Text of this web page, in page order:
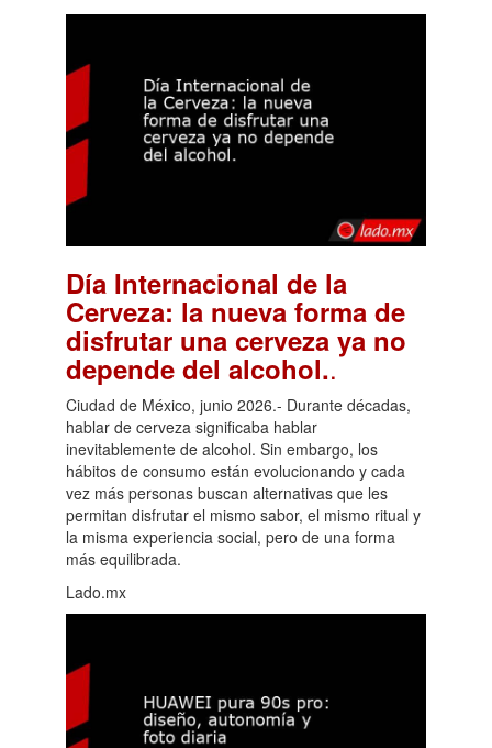
Día Internacional de la
Cerveza: la nueva forma de
disfrutar una cerveza ya no
depende del alcohol..
Ciudad de México, junio 2026.- Durante décadas,
hablar de cerveza significaba hablar
inevitablemente de alcohol. Sin embargo, los
hábitos de consumo están evolucionando y cada
vez más personas buscan alternativas que les
permitan disfrutar el mismo sabor, el mismo ritual y
la misma experiencia social, pero de una forma
más equilibrada.
Lado.mx